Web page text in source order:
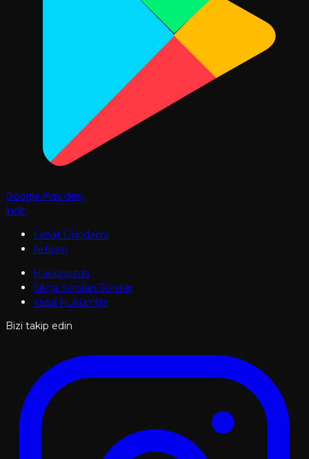
Google Play'den
İndir
Sanat Gündemi
İletişim
Hakkımızda
Sıkça Sorulan Sorular
Yasal Hükümler
Bizi takip edin